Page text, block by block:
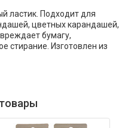
ластик. Подходит для
цветных карандашей,
бумагу,
стирание. Изготовлен из